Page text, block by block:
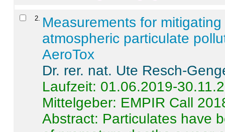
2
Measurements for
atmospheric particulate
AeroTox
Dr. rer. nat. Ute Resch-
Laufzeit: 01.06.2019-
Mittelgeber: EMPIR Call
Abstract: Particulates have